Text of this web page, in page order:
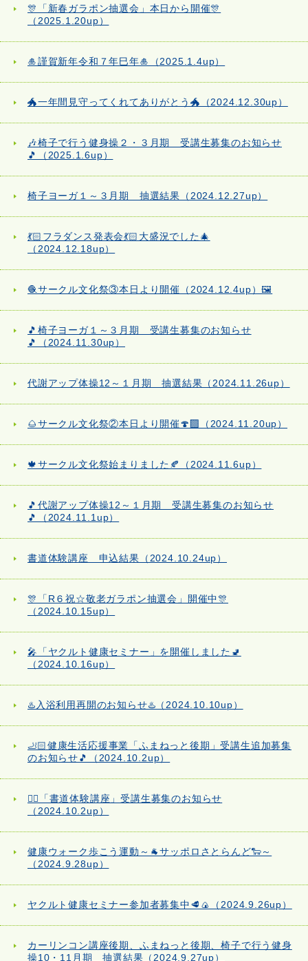
🎊「新春ガラポン抽選会」本日から開催🎊
（2025.1.20up）
🎍謹賀新年令和７年巳年🎍（2025.1.4up）
🐲一年間見守ってくれてありがとう🐲（2024.12.30up）
🎶椅子で行う健身操２・３月期 受講生募集のお知らせ
🎵（2025.1.6up）
椅子ヨーガ１～３月期 抽選結果（2024.12.27up）
💃🏻フラダンス発表会💃🏻大盛況でした🎄
（2024.12.18up）
🧶サークル文化祭③本日より開催（2024.12.4up）🖼️
🎵椅子ヨーガ１～３月期 受講生募集のお知らせ
🎵（2024.11.30up）
代謝アップ体操12～１月期 抽選結果（2024.11.26up）
🌰サークル文化祭②本日より開催🍄‍🟫（2024.11.20up）
🍁サークル文化祭始まりました🍂（2024.11.6up）
🎵代謝アップ体操12～１月期 受講生募集のお知らせ
🎵（2024.11.1up）
書道体験講座 申込結果（2024.10.24up）
🎊「R６祝☆敬老ガラポン抽選会」開催中🎊
（2024.10.15up）
🎤「ヤクルト健康セミナー」を開催しました🚽
（2024.10.16up）
♨️入浴利用再開のお知らせ♨️（2024.10.10up）
🦶🏻健康生活応援事業「ふまねっと後期」受講生追加募集
のお知らせ🎵（2024.10.2up）
✍🏻「書道体験講座」受講生募集のお知らせ
（2024.10.2up）
健康ウォーク歩こう運動～🐐サッポロさとらんど🐑～
（2024.9.28up）
ヤクルト健康セミナー参加者募集中🥩🍙（2024.9.26up）
カーリンコン講座後期、ふまねっと後期、椅子で行う健身
操10・11月期 抽選結果（2024.9.27up）